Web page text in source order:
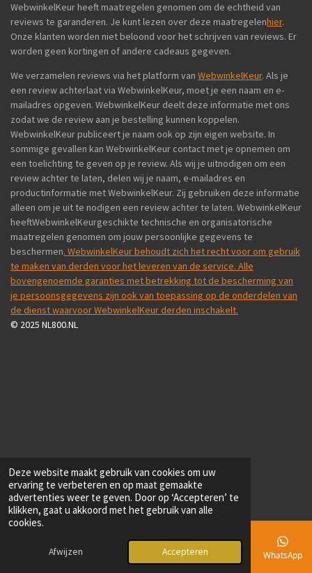
Deze website maakt gebruik van cookies om uw
ervaring te verbeteren en op maat gemaakte
advertenties weer te geven. Door op ‘Accepteren’ te
klikken, gaat u akkoord met het gebruik van alle
cookies.
Afwijzen Accepteren
WebwinkelKeur heeft maatregelen genomen om de echtheid van
reviews te garanderen. Je kunt lezen over deze maatregelenhier.
Onze klanten worden niet beloond voor het schrijven van reviews. Er
worden geen kortingen of andere cadeaus gegeven.
We verzamelen reviews via het platform van WebwinkelKeur. Als je
een review achterlaat via WebwinkelKeur, moet je een naam en e-
mailadres opgeven. WebwinkelKeur deelt deze informatie met ons
zodat we de review aan je bestelling kunnen koppelen.
WebwinkelKeur publiceert je naam ook op zijn eigen website. In
sommige gevallen kan WebwinkelKeur contact met je opnemen om
een toelichting te geven op je review. Als wij je uitnodigen om een
review achter te laten, delen wij je naam, e-mailadres en
productinformatie met WebwinkelKeur. Zij gebruiken deze informatie
alleen om je uit te nodigen een review achter te laten. WebwinkelKeur
heeftWebwinkelKeurgeschikte technische en organisatorische
maatregelen genomen om jouw persoonlijke gegevens te
beschermen. WebwinkelKeur behoudt zich het recht voor om gebruik
te maken van derden voor het leveren van de service. Alle
bovengenoemde garanties met betrekking tot de bescherming van
je persoonsgegevens zijn ook van toepassing op de onderdelen van
de dienst waarvoor WebwinkelKeur derden inschakelt.
© 2025 NL800.NL
E-mailadres Telefoonnummer WhatsApp